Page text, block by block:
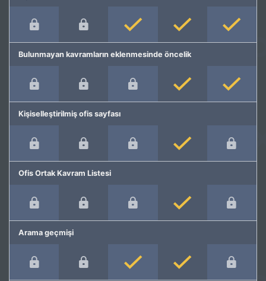
Bulunmayan kavramların eklenmesinde öncelik
Kişiselleştirilmiş ofis sayfası
Ofis Ortak Kavram Listesi
Arama geçmişi